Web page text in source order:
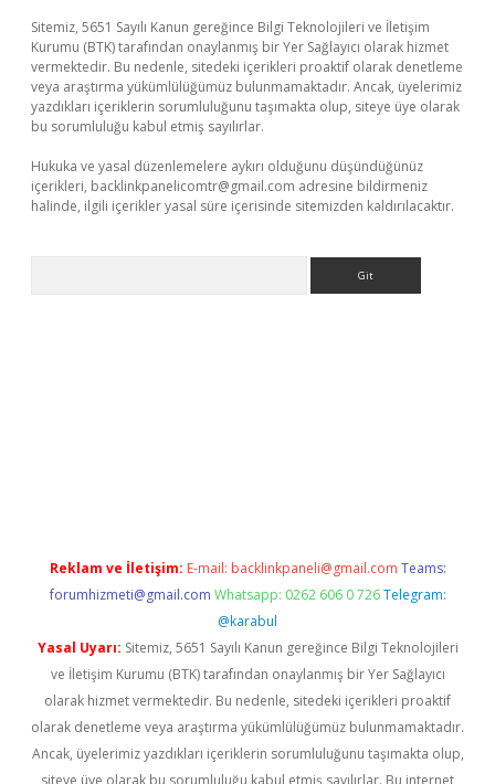
Sitemiz, 5651 Sayılı Kanun gereğince Bilgi Teknolojileri ve İletişim
Kurumu (BTK) tarafından onaylanmış bir Yer Sağlayıcı olarak hizmet
vermektedir. Bu nedenle, sitedeki içerikleri proaktif olarak denetleme
veya araştırma yükümlülüğümüz bulunmamaktadır. Ancak, üyelerimiz
yazdıkları içeriklerin sorumluluğunu taşımakta olup, siteye üye olarak
bu sorumluluğu kabul etmiş sayılırlar.
Hukuka ve yasal düzenlemelere aykırı olduğunu düşündüğünüz
içerikleri, backlinkpanelicomtr@gmail.com adresine bildirmeniz
halinde, ilgili içerikler yasal süre içerisinde sitemizden kaldırılacaktır.
Reklam ve İletişim: E-mail: backlinkpaneli@gmail.com Teams:
forumhizmeti@gmail.com Whatsapp: 0262 606 0 726 Telegram:
@karabul
Yasal Uyarı: Sitemiz, 5651 Sayılı Kanun gereğince Bilgi Teknolojileri
ve İletişim Kurumu (BTK) tarafından onaylanmış bir Yer Sağlayıcı
olarak hizmet vermektedir. Bu nedenle, sitedeki içerikleri proaktif
olarak denetleme veya araştırma yükümlülüğümüz bulunmamaktadır.
Ancak, üyelerimiz yazdıkları içeriklerin sorumluluğunu taşımakta olup,
siteye üye olarak bu sorumluluğu kabul etmiş sayılırlar. Bu internet